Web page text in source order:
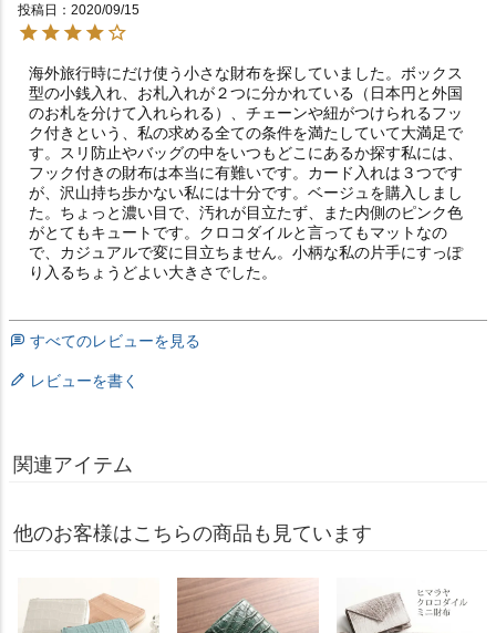
投稿日 2020/09/15
海外旅行時にだけ使う小さな財布を探していました。ボックス
型の小銭入れ、お札入れが２つに分かれている（日本円と外国
のお札を分けて入れられる）、チェーンや紐がつけられるフッ
ク付きという、私の求める全ての条件を満たしていて大満足で
す。スリ防止やバッグの中をいつもどこにあるか探す私には、
フック付きの財布は本当に有難いです。カード入れは３つです
が、沢山持ち歩かない私には十分です。ベージュを購入しまし
た。ちょっと濃い目で、汚れが目立たず、また内側のピンク色
がとてもキュートです。クロコダイルと言ってもマットなの
で、カジュアルで変に目立ちません。小柄な私の片手にすっぽ
すべてのレビューを見る
レビューを書く
関連アイテム
他のお客様はこちらの商品も見ています